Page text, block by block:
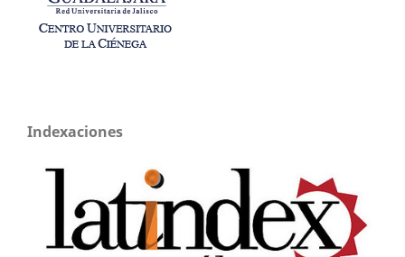
Indexaciones